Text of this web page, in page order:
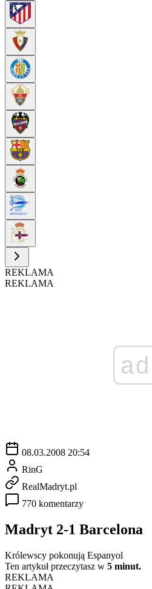
REKLAMA
REKLAMA
ad
08.03.2008 20:54
RinG
RealMadryt.pl
770 komentarzy
Madryt 2-1 Barcelona
Królewscy pokonują Espanyol
Ten artykuł przeczytasz w 5 minut.
REKLAMA